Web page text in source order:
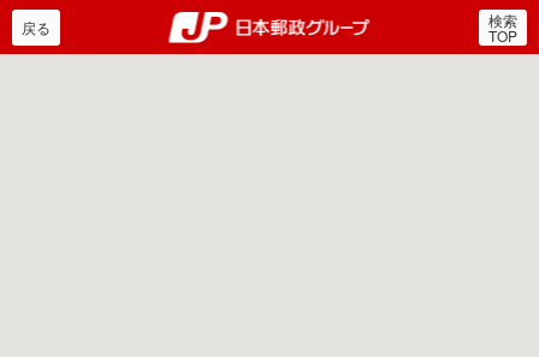
郵便局・日本郵政グルー
戻る 検索
TOP